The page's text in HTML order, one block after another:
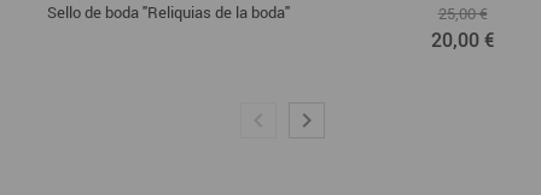
Sello de boda "Reliquias de la boda" 25,00 €
20,00 €